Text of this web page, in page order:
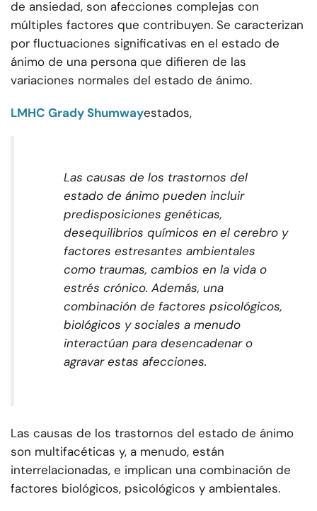
de ansiedad, son afecciones complejas con
múltiples factores que contribuyen. Se caracterizan
por fluctuaciones significativas en el estado de
ánimo de una persona que difieren de las
variaciones normales del estado de ánimo.
LMHC Grady Shumwayestados,
Las causas de los trastornos del
estado de ánimo pueden incluir
predisposiciones genéticas,
desequilibrios químicos en el cerebro y
factores estresantes ambientales
como traumas, cambios en la vida o
estrés crónico. Además, una
combinación de factores psicológicos,
biológicos y sociales a menudo
interactúan para desencadenar o
agravar estas afecciones.
Las causas de los trastornos del estado de ánimo
son multifacéticas y, a menudo, están
interrelacionadas, e implican una combinación de
factores biológicos, psicológicos y ambientales.